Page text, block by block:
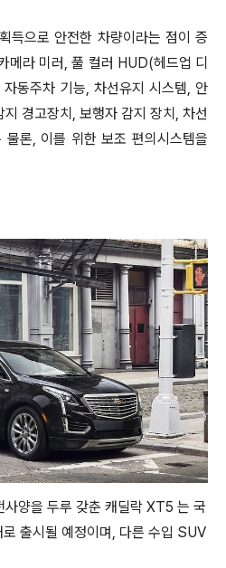
득으로 안전한 차량이라는 점이 증
메라 미러, 풀 컬러 HUD(헤드업 디
동주차 기능, 차선유지 시스템, 안
경고장치, 보행자 감지 장치, 차선
론, 이를 위한 보조 편의시스템을
사양을 두루 갖춘 캐딜락 XT5 는 국
출시될 예정이며, 다른 수입 SUV